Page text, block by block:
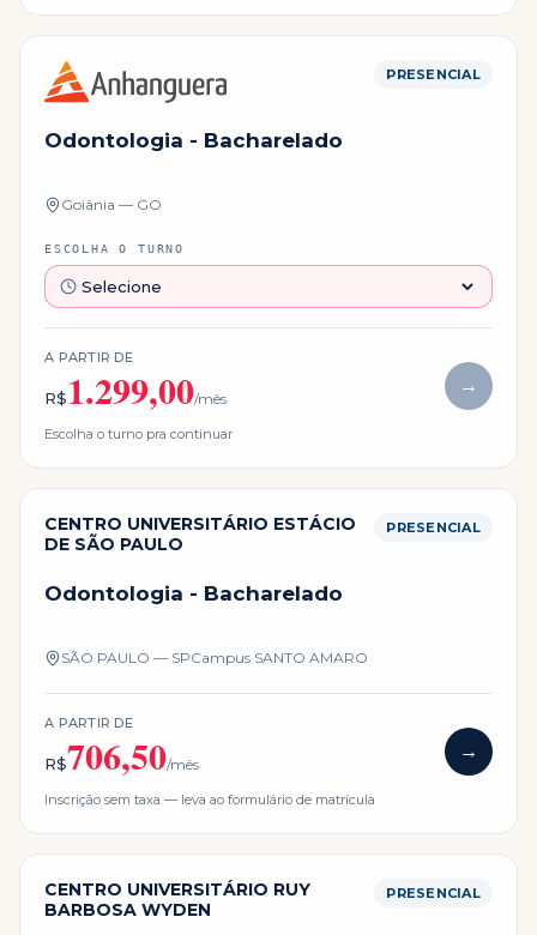
PRESENCIAL
Odontologia - Bacharelado
Goiânia — GO
ESCOLHA O TURNO
A PARTIR DE
R$1.299,00/mês
→
Escolha o turno pra continuar
CENTRO UNIVERSITÁRIO ESTÁCIO
DE SÃO PAULO
PRESENCIAL
Odontologia - Bacharelado
SÃO PAULO — SPCampus SANTO AMARO
A PARTIR DE
R$706,50/mês
→
Inscrição sem taxa — leva ao formulário de matrícula
CENTRO UNIVERSITÁRIO RUY
BARBOSA WYDEN
PRESENCIAL